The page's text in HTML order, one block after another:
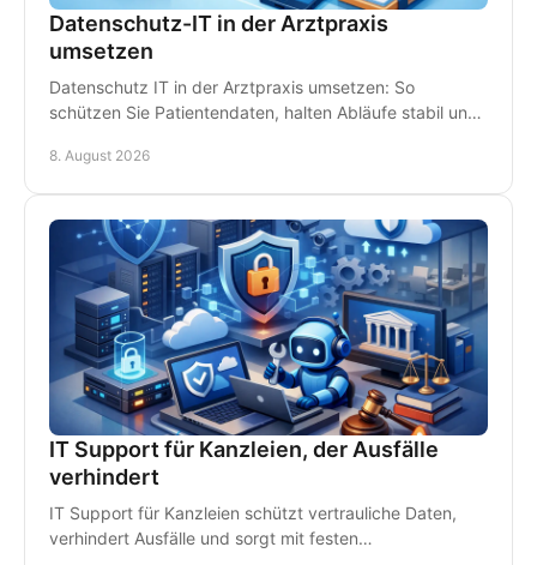
Datenschutz-IT in der Arztpraxis
umsetzen
Datenschutz IT in der Arztpraxis umsetzen: So
schützen Sie Patientendaten, halten Abläufe stabil und
8. August 2026
IT Support für Kanzleien, der Ausfälle
verhindert
IT Support für Kanzleien schützt vertrauliche Daten,
verhindert Ausfälle und sorgt mit festen